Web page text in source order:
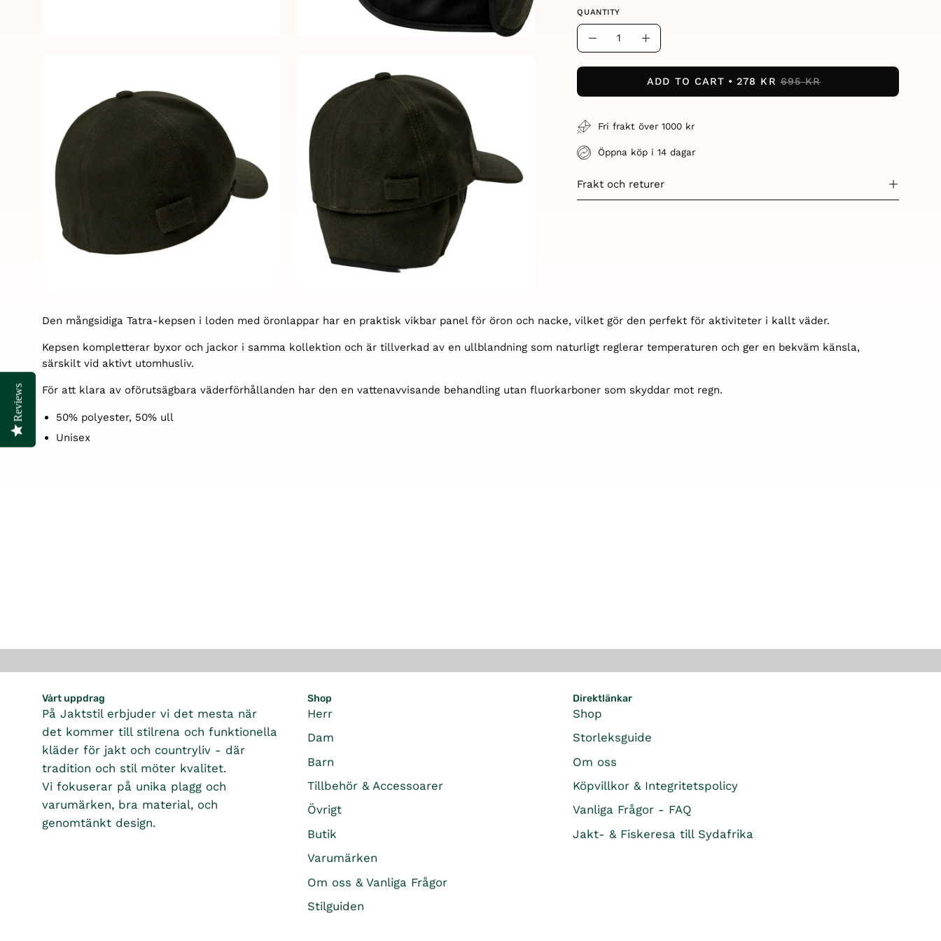
Reviews
lightbox
QUANTITY
Quantity
Decrease
Quantity
Increase
Quantity
ADD TO CART 278 KR 695 KR
Fri frakt över 1000 kr
Öppna köp i 14 dagar
Frakt och returer
Den mångsidiga Tatra-kepsen i loden med öronlappar har en praktisk vikbar panel för öron och nacke, vilket gör den perfekt för aktiviteter i kallt väder.
Kepsen kompletterar byxor och jackor i samma kollektion och är tillverkad av en ullblandning som naturligt reglerar temperaturen och ger en bekväm känsla,
särskilt vid aktivt utomhusliv.
För att klara av oförutsägbara väderförhållanden har den en vattenavvisande behandling utan fluorkarboner som skyddar mot regn.
50% polyester, 50% ull
Unisex
Vårt uppdrag
På Jaktstil erbjuder vi det mesta när
det kommer till stilrena och funktionella
kläder för jakt och countryliv - där
tradition och stil möter kvalitet.
Vi fokuserar på unika plagg och
varumärken, bra material, och
genomtänkt design.
Shop
Herr
Dam
Barn
Tillbehör & Accessoarer
Övrigt
Butik
Varumärken
Om oss & Vanliga Frågor
Stilguiden
Direktlänkar
Shop
Storleksguide
Om oss
Köpvillkor & Integritetspolicy
Vanliga Frågor - FAQ
Jakt- & Fiskeresa till Sydafrika
Reviews